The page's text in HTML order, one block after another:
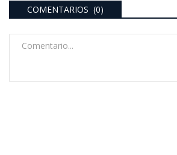
COMENTARIOS (0)